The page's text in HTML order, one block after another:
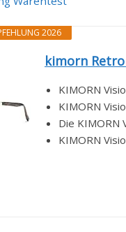
2026
kimorn
KIMORN
KIMORN
Die KIMORN
KIMORN